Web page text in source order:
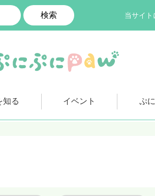
検索 当サイ
知る イベント ぷ